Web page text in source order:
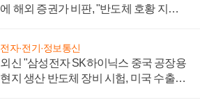
에 해외 증권가 비판, "반도체 호황 지속
전자·전기·정보통신
외신 "삼성전자 SK하이닉스 중국 공장용
현지 생산 반도체 장비 시험, 미국 수출통